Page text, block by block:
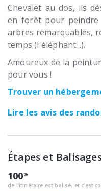
Chevalet au dos, ils
en forêt pour
arbres remarquables,
temps (l'éléphant...).
Amoureux de la
pour vous !
Trouver un
Lire les avis des
Étapes et
100
de l’itinéraire est balisé, et c’est